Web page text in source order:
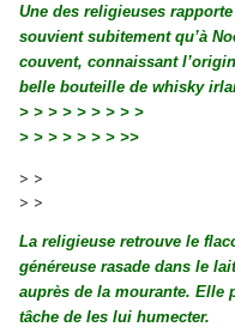
Une des religieuses
souvient subitement qu’à
couvent, connaissant
belle bouteille de whisky
> > > > > > > > >
> > > > > > > >>
> >
> >
La religieuse retrouve le
généreuse rasade dans le
auprès de la mourante. Elle
tâche de les lui humecter.